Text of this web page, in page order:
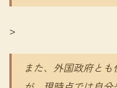
>
また、外国政府と